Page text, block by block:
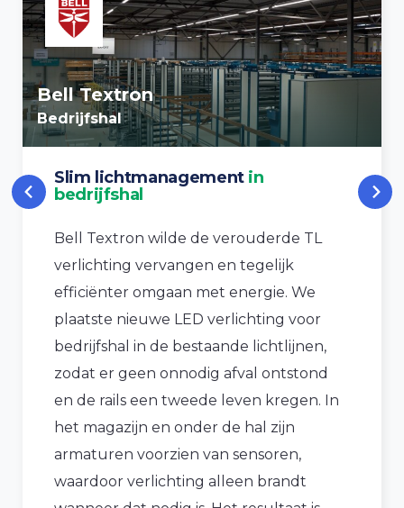
Bell Textron
Bedrijfshal
Slim lichtmanagement in
bedrijfshal
Bell Textron wilde de verouderde TL
verlichting vervangen en tegelijk
efficiënter omgaan met energie. We
plaatste nieuwe LED verlichting voor
bedrijfshal in de bestaande lichtlijnen,
zodat er geen onnodig afval ontstond
en de rails een tweede leven kregen. In
het magazijn en onder de hal zijn
armaturen voorzien van sensoren,
waardoor verlichting alleen brandt